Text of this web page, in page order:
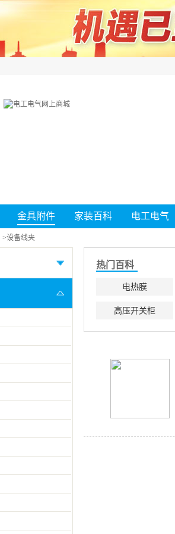
金具附件 家装百科 电工电气
>设备线夹
热门百科
电热膜
高压开关柜